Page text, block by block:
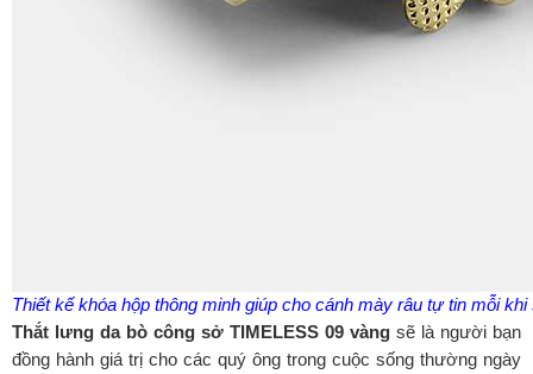
Thiết kế khóa hộp thông minh giúp cho cánh mày râu tự tin mỗi
Thắt lưng da bò công sở TIMELESS 09 vàng sẽ là người bạn
đồng hành giá trị cho các quý ông trong cuộc sống thường ngày